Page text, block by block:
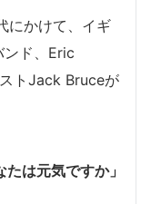
にかけて、イギ
ンド、Eric
トJack Bruceが
たは元気ですか」